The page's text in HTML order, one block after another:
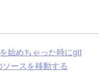
始めちゃった時にgit
ースを移動する